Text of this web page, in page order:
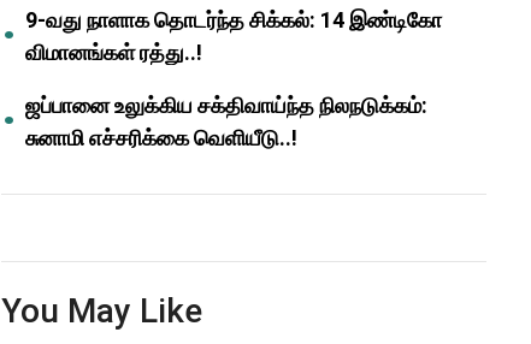
9-வது நாளாக தொடர்ந்த சிக்கல்: 14 இண்டிகோ
விமானங்கள் ரத்து..!
ஜப்பானை உலுக்கிய சக்திவாய்ந்த நிலநடுக்கம்:
சுனாமி எச்சரிக்கை வெளியீடு..!
You May Like